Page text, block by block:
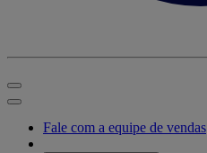
Fale com a equipe de vendas